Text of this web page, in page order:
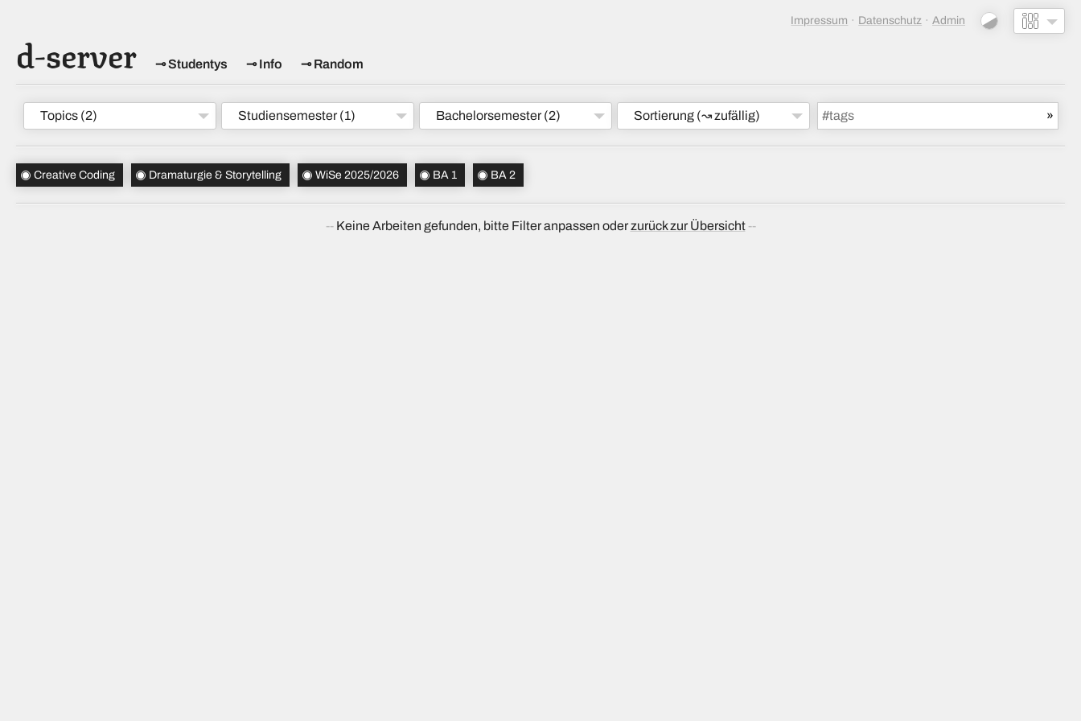
d-server Studentys Info Random
Impressum Datenschutz Admin
Topics (2) Studiensemester (1) Bachelorsemester (2) Sortierung (↝ zufällig)
Creative Coding Dramaturgie & Storytelling WiSe 2025/2026 BA 1 BA 2
Keine Arbeiten gefunden, bitte Filter anpassen oderzurück zur Übersicht